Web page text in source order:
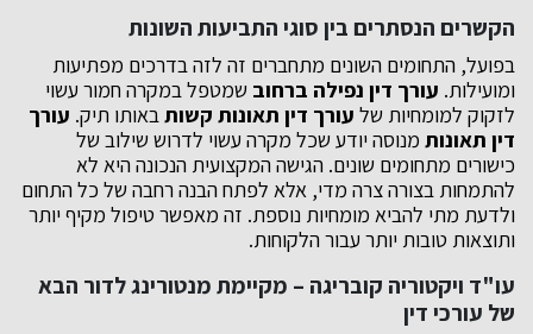
הקשרים הנסתרים בין סוגי התביעות השונות
בפועל, התחומים השונים מתחברים זה לזה בדרכים מפתיעות
ומועילות. עורך דין נפילה ברחוב שמטפל במקרה חמור עשוי
לזקוק למומחיות של עורך דין תאונות קשות באותו תיק. עורך
דין תאונות מנוסה יודע שכל מקרה עשוי לדרוש שילוב של
כישורים מתחומים שונים. הגישה המקצועית הנכונה היא לא
להתמחות בצורה צרה מדי, אלא לפתח הבנה רחבה של כל התחום
ולדעת מתי להביא מומחיות נוספת. זה מאפשר טיפול מקיף יותר
ותוצאות טובות יותר עבור הלקוחות.
עו"ד ויקטוריה קובריגה – מקיימת מנטורינג לדור הבא
של עורכי דין